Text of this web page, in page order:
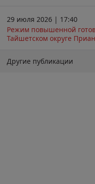
29 июля 2026 | 17:40
Режим повышенной
Тайшетском округе
Другие публикации